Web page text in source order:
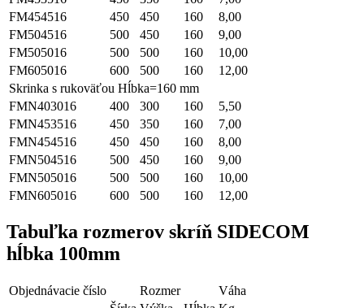
FM454516
450 450 160
8,00
FM504516
500 450 160
9,00
FM505016
500 500 160
10,00
FM605016
600 500 160
12,00
Skrinka s rukoväťou Hĺbka=160 mm
FMN403016
400 300 160
5,50
FMN453516
450 350 160
7,00
FMN454516
450 450 160
8,00
FMN504516
500 450 160
9,00
FMN505016
500 500 160
10,00
FMN605016
600 500 160 12,00
Tabuľka rozmerov skríň SIDECOM
hĺbka 100mm
Objednávacie číslo Rozmer
Váha